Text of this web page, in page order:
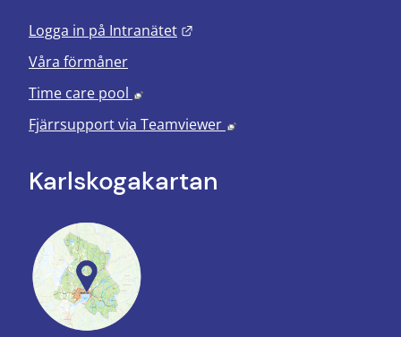
Logga in på Intranätet
Våra förmåner
Time care pool
Länk till annan webbplats, öppnas i
Fjärrsupport via Teamviewer Länk till annan
Karlskoga­kartan